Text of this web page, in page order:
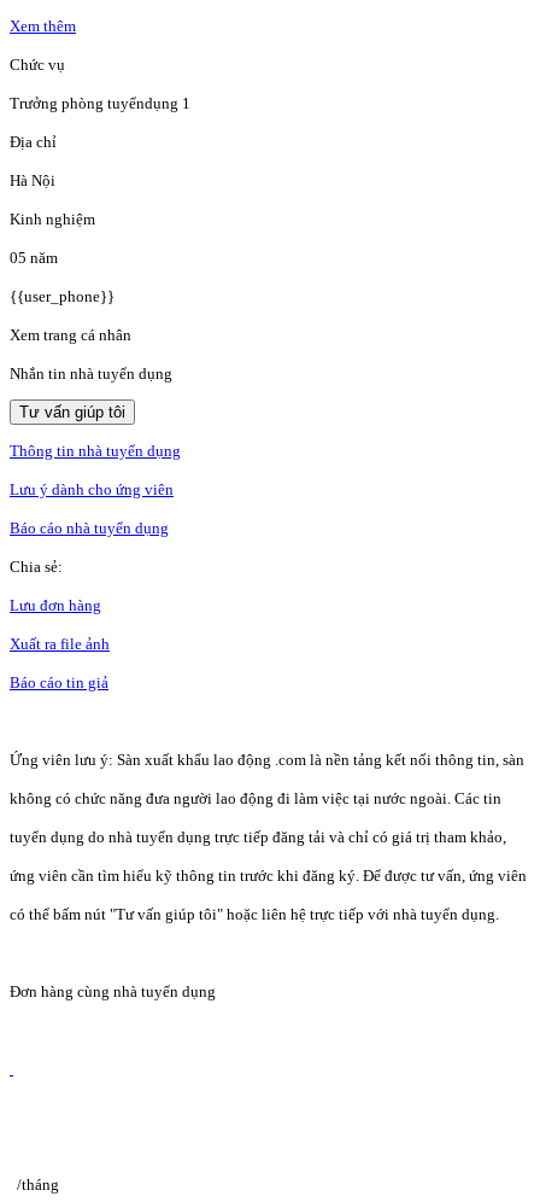
Xem thêm
Chức vụ
Trưởng phòng tuyểndụng 1
Địa chỉ
Hà Nội
Kinh nghiệm
05 năm
{{user_phone}}
Xem trang cá nhân
Nhắn tin nhà tuyển dụng
Tư vấn giúp tôi
Thông tin nhà tuyển dụng
Lưu ý dành cho ứng viên
Báo cáo nhà tuyển dụng
Chia sẻ:
Lưu đơn hàng
Xuất ra file ảnh
Báo cáo tin giả
Ứng viên lưu ý: Sàn xuất khẩu lao động .com là nền tảng kết nối thông tin, sàn
không có chức năng đưa người lao động đi làm việc tại nước ngoài. Các tin
tuyển dụng do nhà tuyển dụng trực tiếp đăng tải và chỉ có giá trị tham khảo,
ứng viên cần tìm hiểu kỹ thông tin trước khi đăng ký. Để được tư vấn, ứng viên
có thể bấm nút "Tư vấn giúp tôi" hoặc liên hệ trực tiếp với nhà tuyển dụng.
Đơn hàng cùng nhà tuyển dụng
/tháng